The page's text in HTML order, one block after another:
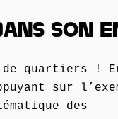
SON
de quartiers !
sur
des